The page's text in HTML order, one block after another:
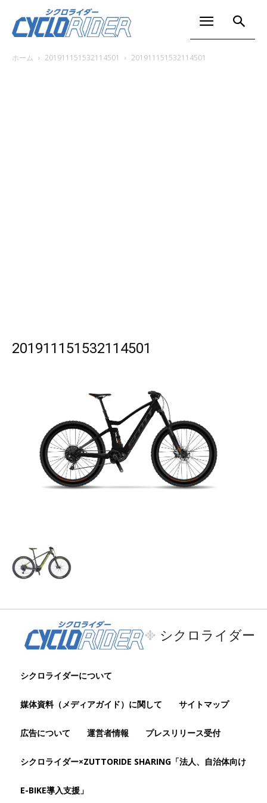
ホーム 201911151532114501 201911151532114501
201911151532114501
シクロライダー
シクロライダーについて
媒体資料（メディアガイド）に関して サイトマップ
広告について 運営者情報 プレスリリース受付
シクロライダー×ZUTTORIDE SHARING「法人、自治体向け
E-BIKE導入支援」